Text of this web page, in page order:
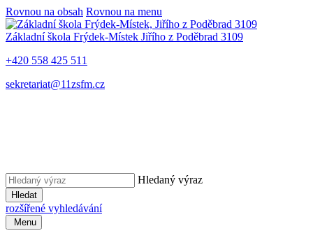
Rovnou na obsah Rovnou na menu
Základní škola Frýdek-Místek Jiřího z Poděbrad 3109
+420 558 425 511
sekretariat@11zsfm.cz
Hledaný výraz
Hledat
rozšířené vyhledávání
Menu